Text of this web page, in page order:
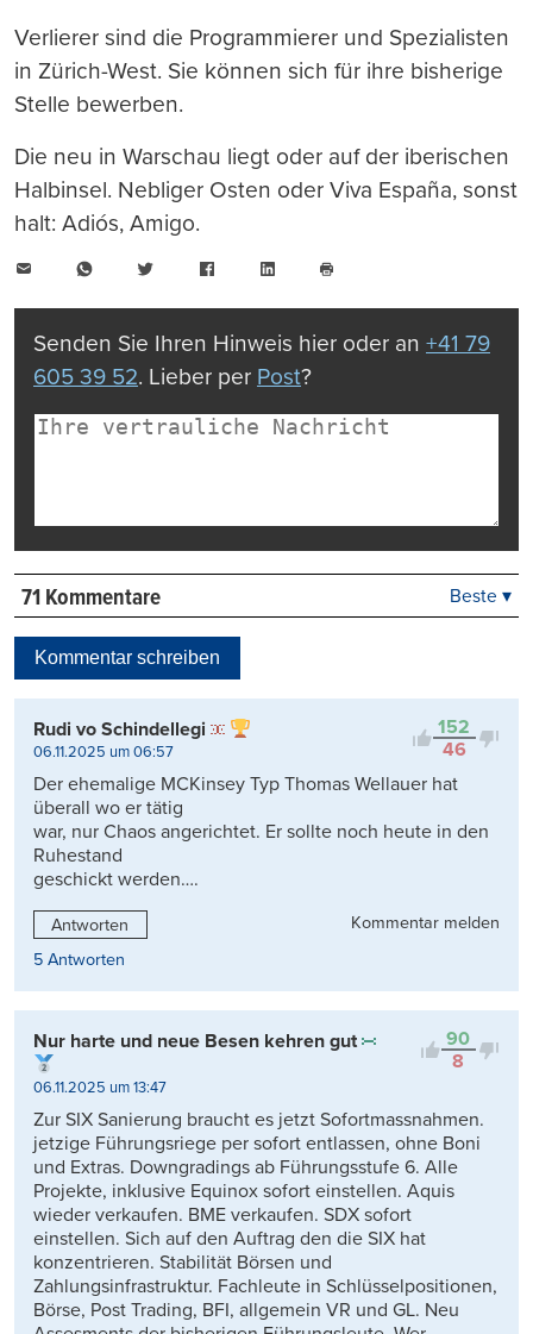
Verlierer sind die Programmierer und Spezialisten
in Zürich-West. Sie können sich für ihre bisherige
Stelle bewerben.
Die neu in Warschau liegt oder auf der iberischen
Halbinsel. Nebliger Osten oder Viva España, sonst
halt: Adiós, Amigo.
WhatsAppTwitter FacebookLinkedIn
drucken
Senden Sie Ihren Hinweis hier oder an +41 79
605 39 52. Lieber per Post?
71 Kommentare
Kontrovers
Beste ▾
Kommentar schreiben
152
46
Rudi vo Schindellegi
06.11.2025 um 06:57
Der ehemalige MCKinsey Typ Thomas Wellauer hat
überall wo er tätig
war, nur Chaos angerichtet. Er sollte noch heute in den
Ruhestand
geschickt werden….
Antworten
Kommentar melden
5 Antworten
90
8
Nur harte und neue Besen kehren gut
06.11.2025 um 13:47
Zur SIX Sanierung braucht es jetzt Sofortmassnahmen.
jetzige Führungsriege per sofort entlassen, ohne Boni
und Extras. Downgradings ab Führungsstufe 6. Alle
Projekte, inklusive Equinox sofort einstellen. Aquis
wieder verkaufen. BME verkaufen. SDX sofort
einstellen. Sich auf den Auftrag den die SIX hat
konzentrieren. Stabilität Börsen und
Zahlungsinfrastruktur. Fachleute in Schlüsselpositionen,
Börse, Post Trading, BFI, allgemein VR und GL. Neu